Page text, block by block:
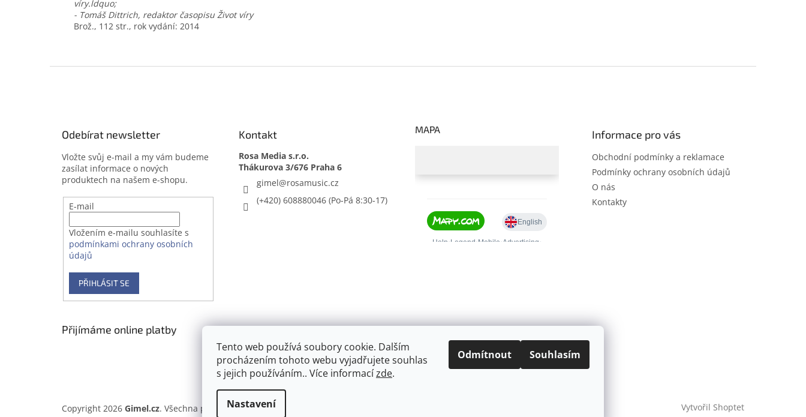
Tento web používá soubory cookie. Dalším
procházením tohoto webu vyjadřujete souhlas
s jejich používáním.. Více informacízde.
Nastavení
Odmítnout Souhlasím
víry.ldquo;
- Tomáš Dittrich, redaktor časopisu Život víry
Brož., 112 str., rok vydání: 2014
Odebírat newsletter
Vložte svůj e-mail a my vám budeme
zasílat informace o nových
produktech na našem e-shopu.
E-mail
Vložením e-mailu souhlasíte s
podmínkami ochrany osobních
údajů
PŘIHLÁSIT SE
Kontakt
Rosa Media s.r.o.
gimel@rosamusic.cz
(+420) 608880046
MAPA Informace pro vás
Obchodní podmínky a reklamace
Podmínky ochrany osobních údajů
O nás
Kontakty
Přijímáme online platby
Vytvořil Shoptet
Copyright 2026 Gimel.cz. Všechna práva vyhrazena.Upravit nastavení cookies